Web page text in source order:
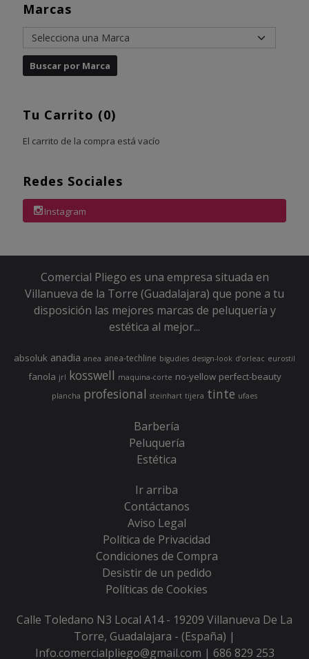
Marcas
Tu Carrito (0)
El carrito de la compra está vacío
Redes Sociales
Instagram
Comercial Pliego es una empresa situada en
Villanueva de la Torre (Guadalajara) que pone a tu
disposición las mejores marcas de peluquería y
estética al mejor...
absoluk anadia anea anea-techline bigudies design-look d’orleac eurostil
fanola jrl kosswell maquina-corte no-yellow perfect-beauty
plancha profesional steinhart tijera tinte ufaes
Barbería
Peluquería
Estética
Ir arriba
Contáctanos
Aviso Legal
Política de Privacidad
Condiciones de Compra
Desistir de un pedido
Políticas de Cookies
Calle Toledano N3 Local A14 - 19209 Villanueva De La
Torre, Guadalajara - (España) |
Info.comercialpliego@gmail.com | 686 829 253